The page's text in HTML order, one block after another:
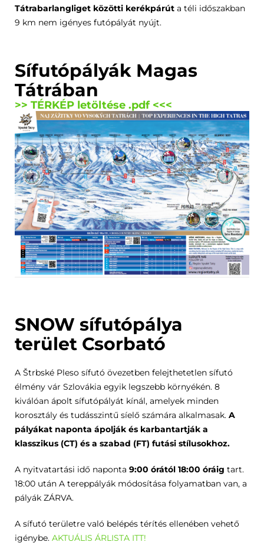
Tátrabarlangliget közötti kerékpárúta téli időszakban
9 km nem igényes futópályát nyújt.
Sífutópályák Magas
Tátrában
>> TÉRKÉP letöltése.pdf <<<
SNOW sífutópálya
terület Csorbató
A Štrbské Pleso sífutó övezetben felejthetetlen sífutó
élmény vár Szlovákia egyik legszebb környékén. 8
kiválóan ápolt sífutópályát kínál, amelyek minden
korosztály és tudásszintű síelő számára alkalmasak. A
pályákat naponta ápolják és karbantartják a
klasszikus (CT) és a szabad (FT) futási stílusokhoz.
A nyitvatartási idő naponta 9:00 órától 18:00 óráig tart.
18:00 után A tereppályák módosítása folyamatban van, a
pályák ZÁRVA.
A sífutó területre való belépés térítés ellenében vehető
igénybe. AKTUÁLIS ÁRLISTA ITT!